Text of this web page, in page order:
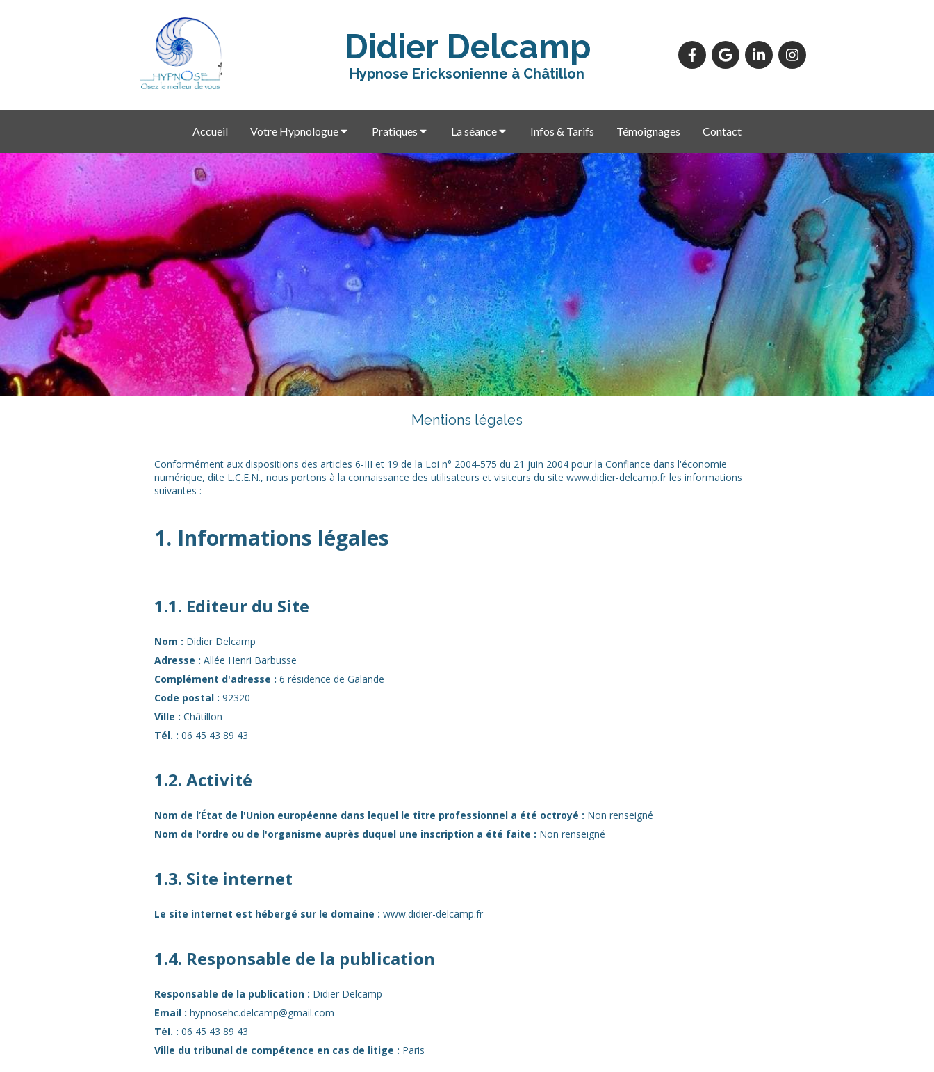
Accueil Votre Hypnologue Pratiques La séance Infos & Tarifs Témoignages Contact
Didier Delcamp
Hypnose Ericksonienne à Châtillon
Mentions légales
Conformément aux dispositions des articles 6-III et 19 de la Loi n° 2004-575 du 21 juin 2004 pour la Confiance dans l'économie
numérique, dite L.C.E.N., nous portons à la connaissance des utilisateurs et visiteurs du site www.didier-delcamp.fr les informations
suivantes :
1. Informations légales
1.1. Editeur du Site
Nom : Didier Delcamp
Adresse : Allée Henri Barbusse
Complément d'adresse : 6 résidence de Galande
Code postal : 92320
Ville : Châtillon
Tél. : 06 45 43 89 43
1.2. Activité
Nom de l’État de l'Union européenne dans lequel le titre professionnel a été octroyé : Non renseigné
Nom de l'ordre ou de l'organisme auprès duquel une inscription a été faite : Non renseigné
1.3. Site internet
Le site internet est hébergé sur le domaine : www.didier-delcamp.fr
1.4. Responsable de la publication
Responsable de la publication : Didier Delcamp
Email : hypnosehc.delcamp@gmail.com
Tél. : 06 45 43 89 43
Ville du tribunal de compétence en cas de litige : Paris